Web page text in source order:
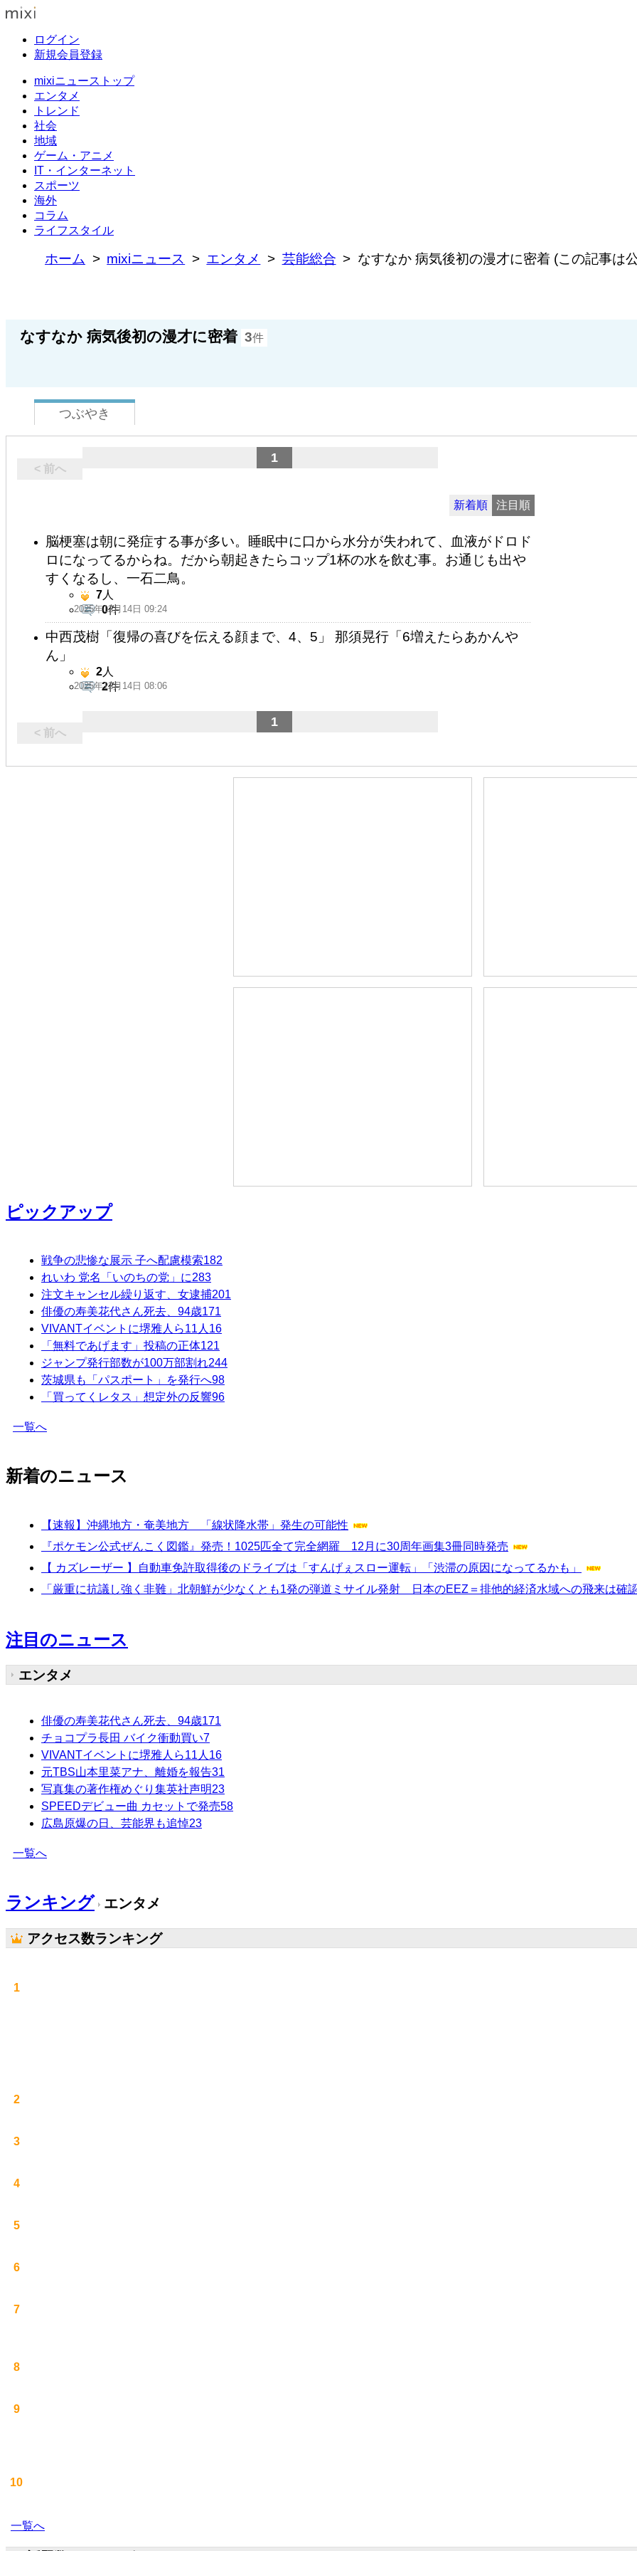
ログイン
新規会員登録
mixiニューストップ
エンタメ
トレンド
社会
地域
ゲーム・アニメ
IT・インターネット
スポーツ
海外
コラム
ライフスタイル
ホーム mixiニュース エンタメ 芸能総合 なすなか 病気後初の漫才に密着 (この記事は
なすなか 病気後初の漫才に密着 3件
つぶやき
< 前へ
1
新着順 注目順
脳梗塞は朝に発症する事が多い。睡眠中に口から水分が失われて、血液がドロド
ロになってるからね。だから朝起きたらコップ1杯の水を飲む事。お通じも出や
すくなるし、一石二鳥。
2025年12月14日 09:24
7人
0件
中西茂樹「復帰の喜びを伝える顔まで、4、5」 那須晃行「6増えたらあかんや
ん」
2025年12月14日 08:06
2人
2件
< 前へ
1
ピックアップ
戦争の悲惨な展示 子へ配慮模索182
れいわ 党名「いのちの党」に283
注文キャンセル繰り返す、女逮捕201
俳優の寿美花代さん死去、94歳171
VIVANTイベントに堺雅人ら11人 16
「無料であげます」投稿の正体121
ジャンプ発行部数が100万部割れ244
茨城県も「パスポート」を発行へ98
「買ってくレタス」想定外の反響96
一覧へ
新着のニュース
【速報】沖縄地方・奄美地方 「線状降水帯」発生の可能性
『ポケモン公式ぜんこく図鑑』発売！1025匹全て完全網羅 12月に30周年画集3冊同時発売
【 カズレーザー 】自動車免許取得後のドライブは「すんげぇスロー運転」「渋滞の原因になってるかも」
「厳重に抗議し強く非難」北朝鮮が少なくとも1発の弾道ミサイル発射 日本のEEZ＝排他的経済水域への飛来は
注目のニュース
エンタメ
俳優の寿美花代さん死去、94歳171
チョコプラ長田 バイク衝動買い7
VIVANTイベントに堺雅人ら11人 16
元TBS山本里菜アナ、離婚を報告31
写真集の著作権めぐり集英社声明23
SPEEDデビュー曲 カセットで発売58
広島原爆の日、芸能界も追悼23
一覧へ
ランキング エンタメ
アクセス数ランキング
1
2
3
4
5
6
7
8
9
10
一覧へ